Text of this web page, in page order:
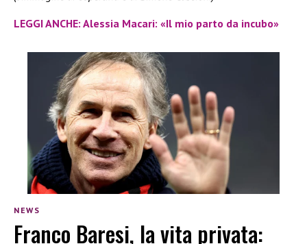
LEGGI ANCHE: Alessia Macari: «Il mio parto da incubo»
NEWS
Franco Baresi, la vita privata: